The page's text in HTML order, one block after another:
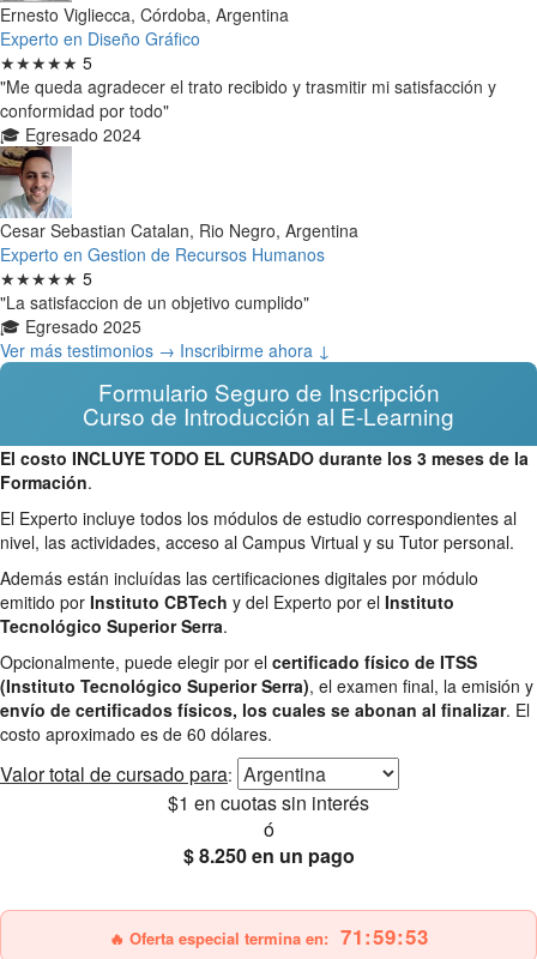
Ernesto Vigliecca, Córdoba, Argentina
Experto en Diseño Gráfico
★★★★★ 5
"Me queda agradecer el trato recibido y trasmitir mi satisfacción y
conformidad por todo"
🎓 Egresado 2024
Cesar Sebastian Catalan, Rio Negro, Argentina
Experto en Gestion de Recursos Humanos
★★★★★ 5
"La satisfaccion de un objetivo cumplido"
🎓 Egresado 2025
Ver más testimonios → Inscribirme ahora ↓
Formulario Seguro de Inscripción
Curso de Introducción al E-Learning
El costo INCLUYE TODO EL CURSADO durante los 3 meses de la
Formación.
El Experto incluye todos los módulos de estudio correspondientes al
nivel, las actividades, acceso al Campus Virtual y su Tutor personal.
Además están incluídas las certificaciones digitales por módulo
emitido por Instituto CBTech y del Experto por el Instituto
Tecnológico Superior Serra.
Opcionalmente, puede elegir por el certificado físico de ITSS
(Instituto Tecnológico Superior Serra), el examen final, la emisión y
envío de certificados físicos, los cuales se abonan al finalizar. El
costo aproximado es de 60 dólares.
Valor total de cursado para:
$1 en cuotas sin interés
ó
$ 8.250en un pago
🔥 Oferta especial termina en: 71:59:52